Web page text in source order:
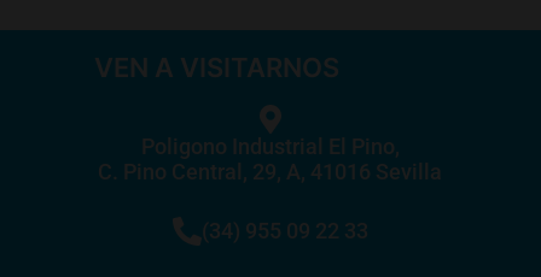
VEN A VISITARNOS
Poligono Industrial El Pino,
C. Pino Central, 29, A, 41016 Sevilla
(34) 955 09 22 33